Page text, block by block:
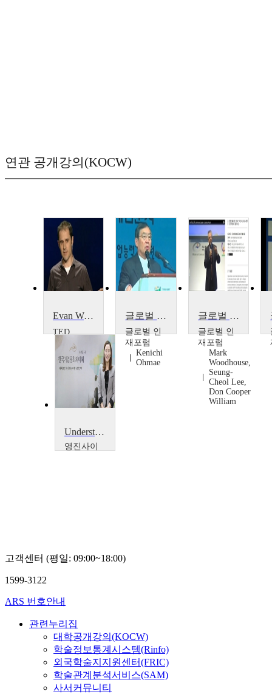
연관 공개강의(KOCW)
Evan Williams가 Twitter 사용자들로 부터 배운 것들
TED
Evan
Williams
글로벌 인재포럼 2006: 오마에 겐이치- 비즈니스 브레이크 스로우 CEO
글로벌 인
재포럼
Kenichi
Ohmae
글로벌 인재포럼 2007: 비즈니스자산측면의 인적자본에 대한 ROI
글로벌 인
재포럼
Mark
Woodhouse,
Seung-
Cheol Lee,
Don Cooper
William
Understanding of Korean Corporations Culture
영진사이
고객센터 (평일: 09:00~18:00)
1599-3122
ARS 번호안내
관련누리집
대학공개강의(KOCW)
학술정보통계시스템(Rinfo)
외국학술지지원센터(FRIC)
학술관계분석서비스(SAM)
사서커뮤니티